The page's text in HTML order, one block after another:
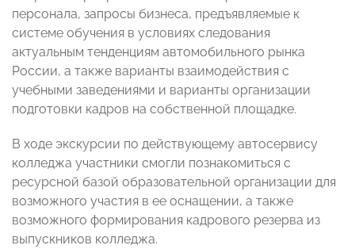
персонала, запросы бизнеса, предъявляемые к
системе обучения в условиях следования
актуальным тенденциям автомобильного рынка
России, а также варианты взаимодействия с
учебными заведениями и варианты организации
подготовки кадров на собственной площадке.
В ходе экскурсии по действующему автосервису
колледжа участники смогли познакомиться с
ресурсной базой образовательной организации для
возможного участия в ее оснащении, а также
возможного формирования кадрового резерва из
выпускников колледжа.